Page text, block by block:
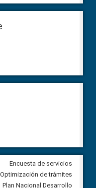
Veeduría Ciudadana para
construcción del asfaltado de
Encuesta de servicios
Optimización de trámites
Plan Nacional Desarrollo